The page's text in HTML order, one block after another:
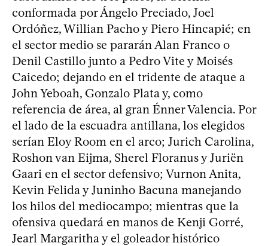
conformada por Ángelo Preciado, Joel
Ordóñez, Willian Pacho y Piero Hincapié; en
el sector medio se pararán Alan Franco o
Denil Castillo junto a Pedro Vite y Moisés
Caicedo; dejando en el tridente de ataque a
John Yeboah, Gonzalo Plata y, como
referencia de área, al gran Énner Valencia. Por
el lado de la escuadra antillana, los elegidos
serían Eloy Room en el arco; Jurich Carolina,
Roshon van Eijma, Sherel Floranus y Juriën
Gaari en el sector defensivo; Vurnon Anita,
Kevin Felida y Juninho Bacuna manejando
los hilos del mediocampo; mientras que la
ofensiva quedará en manos de Kenji Gorré,
Jearl Margaritha y el goleador histórico